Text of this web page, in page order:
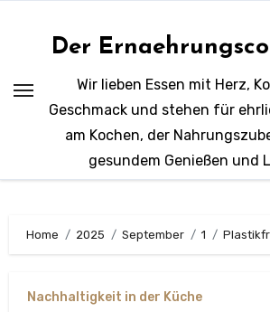
Der
Wir lieben Essen mit Herz,
Geschmack und stehen für
am Kochen, der
gesundem Genießen und
Home 2025 September 1
Nachhaltigkeit in der Küche